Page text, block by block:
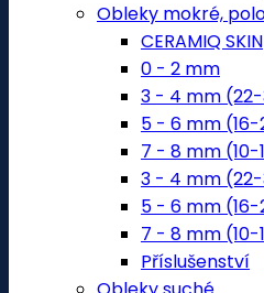
Obleky mokré,
CERAMIQ SKIN
0 - 2 mm
3 - 4 mm
5 - 6 mm (16-
7 - 8 mm (10-
3 - 4 mm
5 - 6 mm
7 - 8 mm (10-
Příslušenství